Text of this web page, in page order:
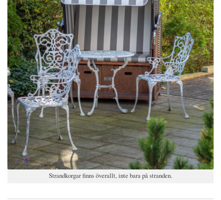
Strandkorgar finns överallt, inte bara på stranden.